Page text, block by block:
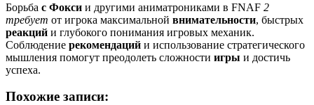
Борьба с Фокси и другими аниматрониками в FNAF 2
требует от игрока максимальной внимательности, быстрых
реакций и глубокого понимания игровых механик.
Соблюдение рекомендаций и использование стратегического
мышления помогут преодолеть сложности игры и достичь
успеха.
Похожие записи: